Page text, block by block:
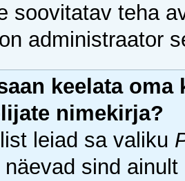
soovitatav teha
administraator
keelata
nimekirja?
leiad sa valiku
sind